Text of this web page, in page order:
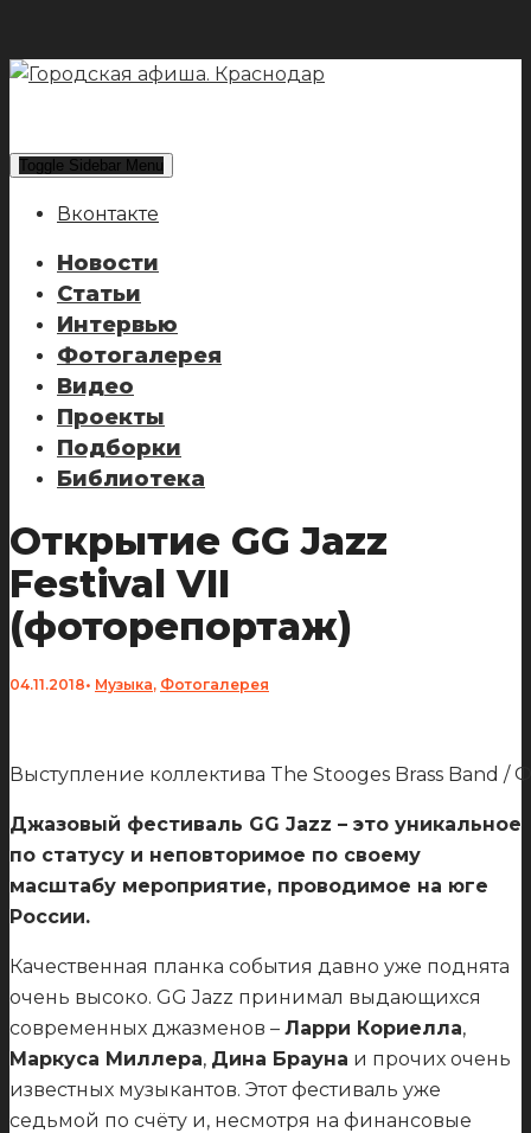
Toggle Sidebar Menu
Вконтакте
Новости
Статьи
Интервью
Фотогалерея
Видео
Проекты
Подборки
Библиотека
Открытие GG Jazz
Festival VII
(фоторепортаж)
04.11.2018• Музыка, Фотогалерея
Выступление коллектива The Stooges Brass Band /
Джазовый фестиваль GG Jazz – это уникальное
по статусу и неповторимое по своему
масштабу мероприятие, проводимое на юге
России.
Качественная планка события давно уже поднята
очень высоко. GG Jazz принимал выдающихся
современных джазменов – Ларри Кориелла,
Маркуса Миллера, Дина Брауна и прочих очень
известных музыкантов. Этот фестиваль уже
седьмой по счёту и, несмотря на финансовые